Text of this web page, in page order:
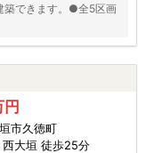
築できます。●全5区画
円
市久徳町
大垣 徒歩25分